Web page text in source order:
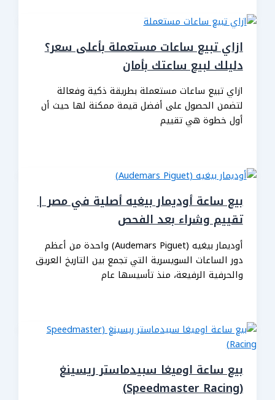
ازاي تبيع ساعات مستعملة بأعلى سعر؟
دليلك لبيع ساعتك بأمان
ازاي تبيع ساعات مستعملة بطريقة ذكية وفعالة
لتضمن الحصول على أفضل قيمة ممكنة لها حيث أن
أول خطوة هي تقييم
بيع ساعة أوديمار بيغيه أصلية في مصر |
تقييم وشراء بعد الفحص
أوديمار بيغيه (Audemars Piguet) واحدة من أعظم
دور الساعات السويسرية التي تجمع بين التاريخ العريق
والحرفية الرفيعة، منذ تأسيسها عام
بيع ساعة اوميغا سبيدماستر ريسينغ
(Speedmaster Racing)